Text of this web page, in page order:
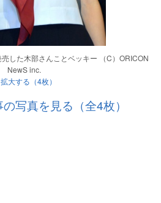
した木部さんことベッキー （C）ORICON
NewS inc.
拡大する（4枚）
写真を見る（全4枚）